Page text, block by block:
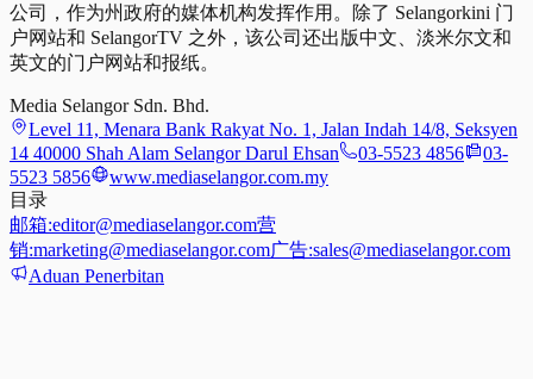
公司，作为州政府的媒体机构发挥作用。除了 Selangorkini 门
户网站和 SelangorTV 之外，该公司还出版中文、淡米尔文和
英文的门户网站和报纸。
Media Selangor Sdn. Bhd.
Level 11, Menara Bank Rakyat No. 1, Jalan Indah 14/8, Seksyen
14 40000 Shah Alam Selangor Darul Ehsan
03-5523 4856
03-
5523 5856
www.mediaselangor.com.my
目录
邮箱:editor@mediaselangor.com营
销:marketing@mediaselangor.com广告:sales@mediaselangor.com
Aduan Penerbitan